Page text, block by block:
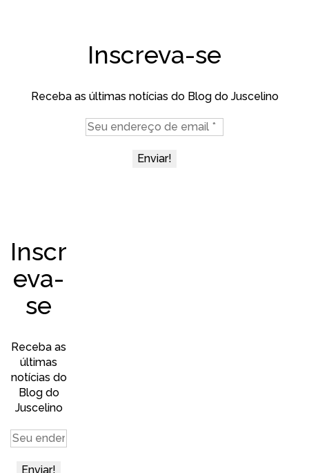
Inscreva-se
Receba as últimas notícias do Blog do Juscelino
Inscr
eva-
se
Receba as
últimas
notícias do
Blog do
Juscelino